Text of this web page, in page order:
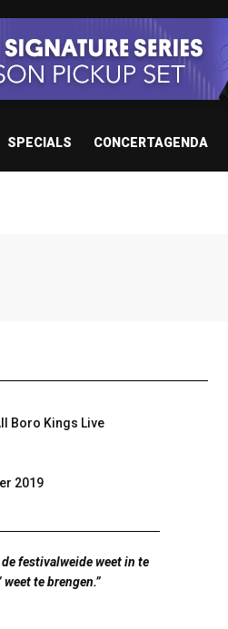
SPECIALS CONCERTAGENDA
Boro Kings Live
2019
festivalweide weet in te
te brengen.”